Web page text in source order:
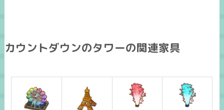
カウントダウンのタワーの関連家具